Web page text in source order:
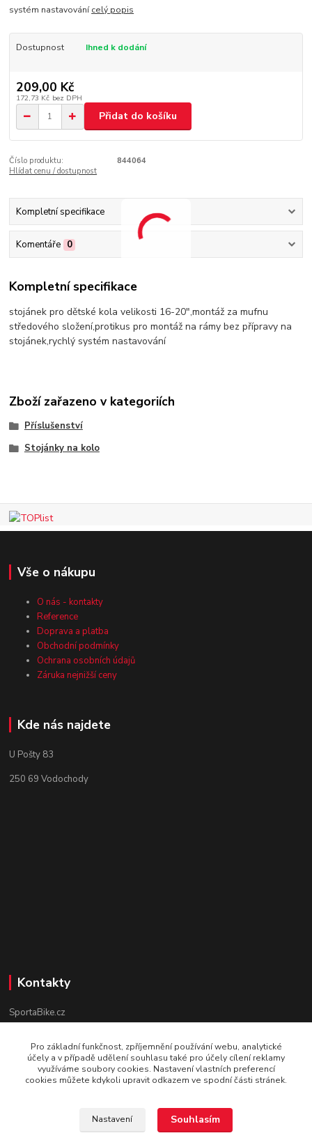
systém nastavovánícelý popis
Dostupnost Ihned k dodání
209,00 Kč
172,73 Kč bez DPH
Přidat do košíku
Číslo produktu:
844064
Hlídat cenu / dostupnost
Kompletní specifikace
Komentáře 0
Kompletní specifikace
stojánek pro dětské kola velikosti 16-20",montáž za mufnu
středového složení,protikus pro montáž na rámy bez přípravy na
stojánek,rychlý systém nastavování
Zboží zařazeno v kategoriích
Příslušenství
Stojánky na kolo
Vše o nákupu
O nás - kontakty
Reference
Doprava a platba
Obchodní podmínky
Ochrana osobních údajů
Záruka nejnižší ceny
Kde nás najdete
U Pošty 83
250 69 Vodochody
Kontakty
SportaBike.cz
250 69, Vodochody
tel.: +420 736 274 612
Pro základní funkčnost, zpříjemnění používání webu, analytické
účely a v případě udělení souhlasu také pro účely cílení reklamy
využíváme soubory cookies. Nastavení vlastních preferencí
cookies můžete kdykoli upravit odkazem ve spodní části stránek.
Nastavení Souhlasím